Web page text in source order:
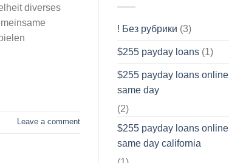
diverses
Leave a comment
! Без рубрики (3)
$255 payday loans(1)
$255 payday loans online
same day
(2)
$255 payday loans online
same day california